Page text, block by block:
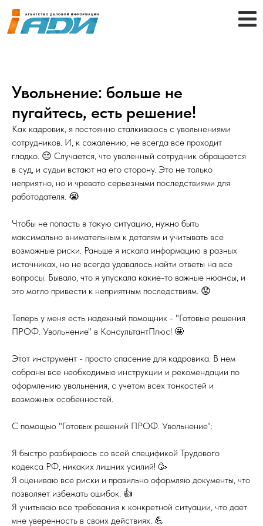
Увольнение: больше не
пугайтесь, есть решение!
Как кадровик, я постоянно сталкиваюсь с увольнениями
сотрудников. И, к сожалению, не всегда все проходит
гладко. 😔 Случается, что уволенный сотрудник обращается
в суд, и судьи встают на его сторону. Это не только
неприятно, но и чревато серьезными последствиями для
работодателя. 😭
Чтобы не попасть в такую ситуацию, нужно быть
максимально внимательным к деталям и учитывать все
возможные риски. Раньше я искала информацию в разных
источниках, но не всегда удавалось найти ответы на все
вопросы. Бывало, что я упускала какие-то важные нюансы, и
это могло привести к неприятным последствиям. 😟
Теперь у меня есть надежный помощник - "Готовые решения
ПРОФ. Увольнение" в КонсультантПлюс! 🤩
Этот инструмент - просто спасение для кадровика. В нем
собраны все необходимые инструкции и рекомендации по
оформлению увольнения, с учетом всех тонкостей и
возможных особенностей.
С помощью "Готовых решений ПРОФ. Увольнение":
Я быстро разбираюсь со всей спецификой Трудового
кодекса РФ, никаких лишних усилий! 🥳
Я оцениваю все риски и правильно оформляю документы, что
позволяет избежать ошибок. 👍
Я учитываю все требования к конкретной ситуации, что дает
мне уверенность в своих действиях. 💪